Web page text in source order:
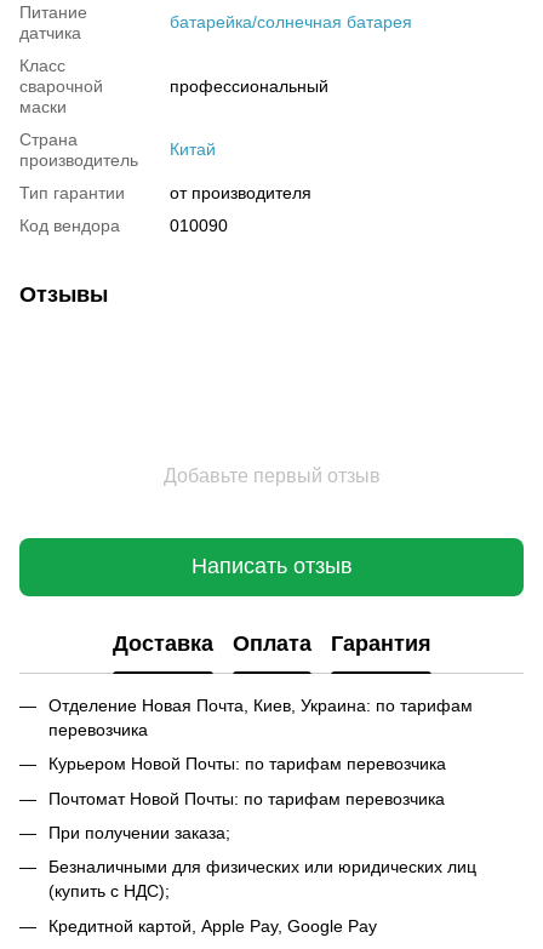
Питание
датчика
батарейка/солнечная батарея
Класс
сварочной
маски
профессиональный
Страна
производитель
Китай
Тип гарантии
от производителя
Код вендора
010090
Отзывы
Добавьте первый отзыв
Написать отзыв
Доставка Оплата Гарантия
Отделение Новая Почта, Киев, Украина: по тарифам
перевозчика
Курьером Новой Почты: по тарифам перевозчика
Почтомат Новой Почты: по тарифам перевозчика
При получении заказа;
Безналичными для физических или юридических лиц
(купить с НДС);
Кредитной картой, Apple Pay, Google Pay